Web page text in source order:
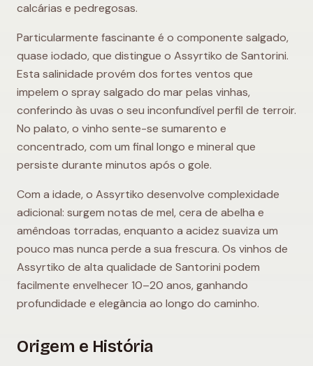
calcárias e pedregosas.
Particularmente fascinante é o componente salgado,
quase iodado, que distingue o Assyrtiko de Santorini.
Esta salinidade provém dos fortes ventos que
impelem o spray salgado do mar pelas vinhas,
conferindo às uvas o seu inconfundível perfil de terroir.
No palato, o vinho sente-se sumarento e
concentrado, com um final longo e mineral que
persiste durante minutos após o gole.
Com a idade, o Assyrtiko desenvolve complexidade
adicional: surgem notas de mel, cera de abelha e
amêndoas torradas, enquanto a acidez suaviza um
pouco mas nunca perde a sua frescura. Os vinhos de
Assyrtiko de alta qualidade de Santorini podem
facilmente envelhecer 10–20 anos, ganhando
profundidade e elegância ao longo do caminho.
Origem e História